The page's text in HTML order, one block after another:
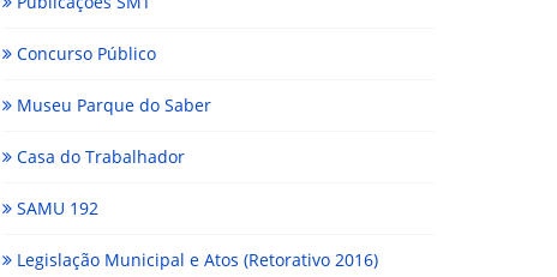
Concurso Público
Museu Parque do Saber
Casa do Trabalhador
SAMU 192
Legislação Municipal e Atos (Retorativo 2016)